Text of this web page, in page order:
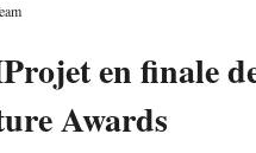
en finale
Awards